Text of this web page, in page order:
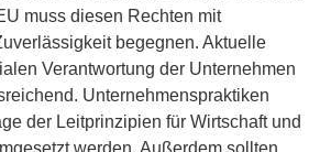
muss diesen Rechten mit
begegnen. Aktuelle
Verantwortung der Unternehmen
Unternehmenspraktiken
der Leitprinzipien für Wirtschaft und
werden. Außerdem sollten